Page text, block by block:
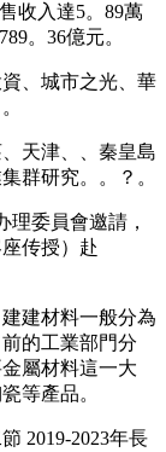
收入達5。89萬
。36億元。
、城市之光、華
天津、、秦皇島
群研究。。？。
委員會邀請，
传授）赴
建材料一般分為
的工業部門分
屬材料這一大
等產品。
2019-2023年長